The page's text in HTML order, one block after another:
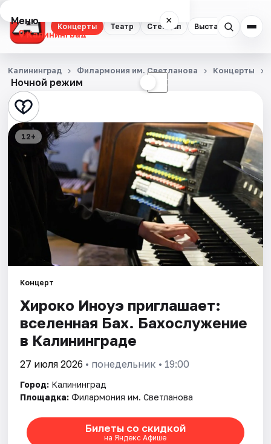
Концерты Театр Стендап Выставки
Меню ×
Калининград
Концерты
Театр
Стендап
Выставки
Экскурсии
События
Площадки
Артисты
Рейтинги
Ночной режим ☾
Калининград Филармония им. Светланова Концерты
12+
Концерт
Хироко Иноуэ приглашает:
вселенная Бах. Бахослужение
в Калининграде
27 июля 2026 • понедельник • 19:00
Город: Калининград
Площадка: Филармония им. Светланова
Билеты со скидкой
на Яндекс Афише